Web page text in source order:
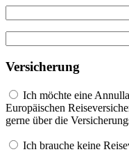
Versicherung
Ich möchte eine
Europäischen
gerne über die
Ich brauche keine